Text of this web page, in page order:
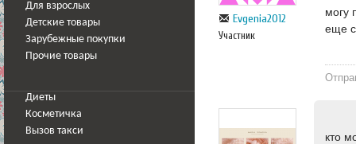
Для взрослых
Детские товары
Зарубежные покупки
Прочие товары
Диеты
Косметичка
Вызов такси
Evgenia2012
Участник
могу
еще
кто